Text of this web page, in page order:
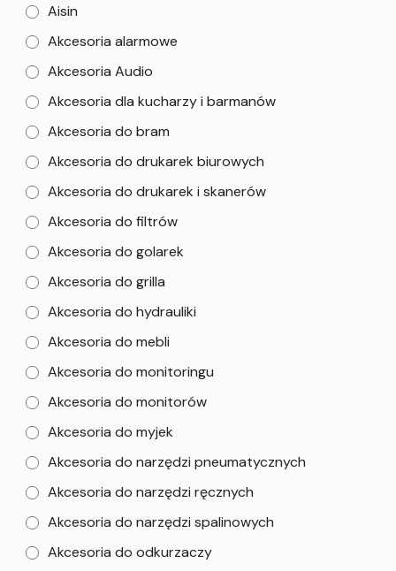
Aisin
Akcesoria alarmowe
Akcesoria Audio
Akcesoria dla kucharzy i barmanów
Akcesoria do bram
Akcesoria do drukarek biurowych
Akcesoria do drukarek i skanerów
Akcesoria do filtrów
Akcesoria do golarek
Akcesoria do grilla
Akcesoria do hydrauliki
Akcesoria do mebli
Akcesoria do monitoringu
Akcesoria do monitorów
Akcesoria do myjek
Akcesoria do narzędzi pneumatycznych
Akcesoria do narzędzi ręcznych
Akcesoria do narzędzi spalinowych
Akcesoria do odkurzaczy